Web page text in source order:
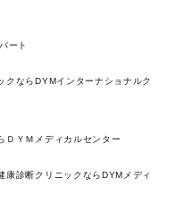
ート
クならDYMインターナショナルク
ＤＹＭメディカルセンター
康診断クリニックならDYMメディ